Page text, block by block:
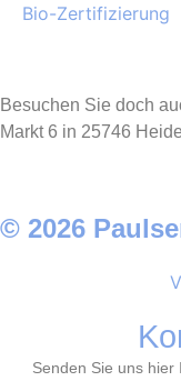
Bio-Zertifizierung
Besuchen Sie doch
Markt 6 in 25746 Heide
© 2026
Senden Sie uns